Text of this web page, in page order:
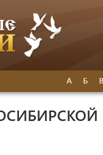
А Б